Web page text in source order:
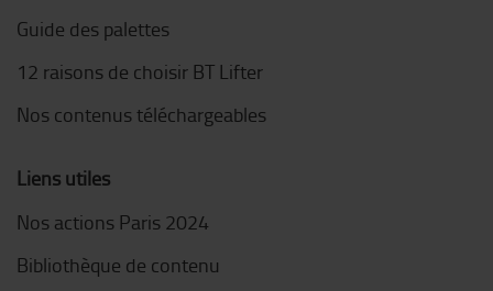
Guide des palettes
12 raisons de choisir BT Lifter
Nos contenus téléchargeables
Liens utiles
Nos actions Paris 2024
Bibliothèque de contenu